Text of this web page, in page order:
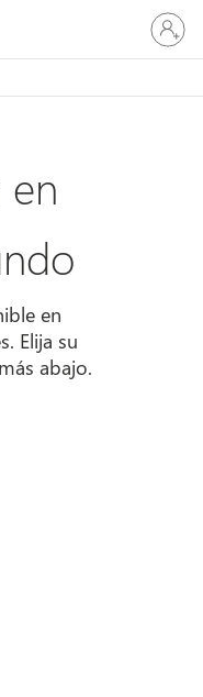
Iniciar
sesión
en
cuenta
en
Elija su
abajo.